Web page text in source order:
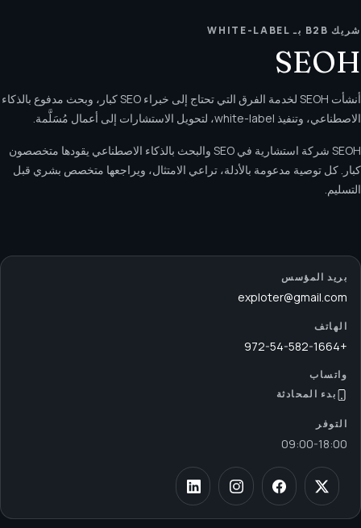
شريك B2B بـ WHITE-LABEL
SEOH
أنشأت SEOH لخدمة الفرق التي تحتاج إلى خبراء SEO كبار، وبحث مدفوع بالذكاء
الاصطناعي، وتنفيذ white-label، لتحويل الاستشارات إلى أعمال مُسَلَّمة.
SEOH شركة استشارية في SEO والبحث بالذكاء الاصطناعي يقودها متخصصون
كبار. كل توصية مدعومة بالأدلة، تراعي الامتثال، ويراجعها متخصص بشري قبل
التسليم.
بريد المؤسس
exploter@gmail.com
الهاتف
+972-54-582-1664
واتساب
بدء المحادثة
التوفر
09:00-18:00